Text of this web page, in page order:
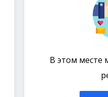
В этом месте